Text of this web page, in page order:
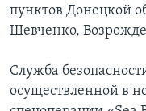
пунктов Донецкой
Шевченко,
Служба
осуществленной в